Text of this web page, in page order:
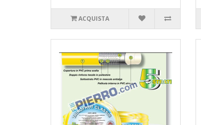
ACQUISTA